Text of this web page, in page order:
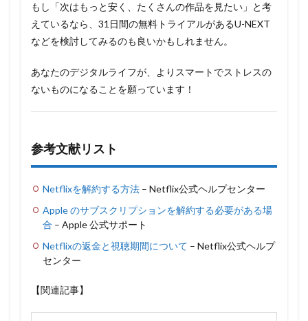
もし「次はもっと安く、たくさんの作品を見たい」と考
えているなら、31日間の無料トライアルがあるU-NEXT
などを検討してみるのも良いかもしれません。
あなたのデジタルライフが、よりスマートでストレスの
ないものになることを願っています！
参考文献リスト
Netflixを解約する方法 – Netflix公式ヘルプセンター
Apple のサブスクリプションを解約する必要がある場
合 – Apple 公式サポート
Netflixの返金と視聴期間について – Netflix公式ヘルプ
センター
【関連記事】